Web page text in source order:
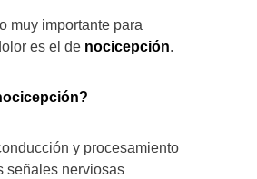
muy importante para
es el de nocicepción.
y procesamiento
señales nerviosas